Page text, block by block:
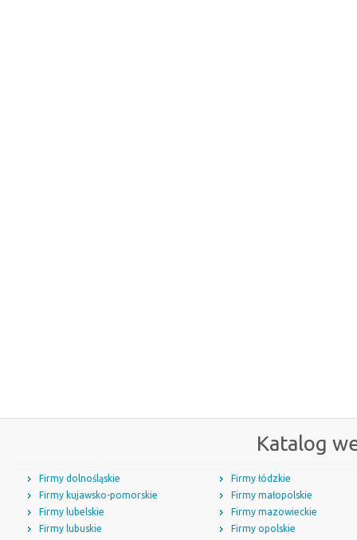
Katalog
Firmy dolnośląskie
Firmy kujawsko-pomorskie
Firmy lubelskie
Firmy lubuskie
Firmy łódzkie
Firmy małopolskie
Firmy mazowieckie
Firmy opolskie